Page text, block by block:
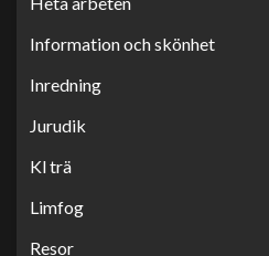
Information och skönhet
Inredning
Jurudik
Kl trä
Limfog
Resor